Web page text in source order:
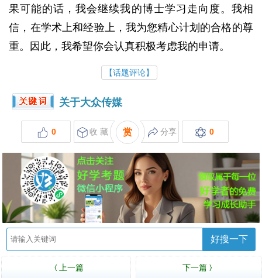
果可能的话，我会继续我的博士学习走向 度。 我相
信，在学术上和经验上，我为您精心计划的合格的尊
重。
因此，我希望你会认真积极考虑我的申请。
【话题评论】
关于大众传媒
0 收 藏 赏 分享 0
好搜一下
〈 上一篇 下一篇 〉